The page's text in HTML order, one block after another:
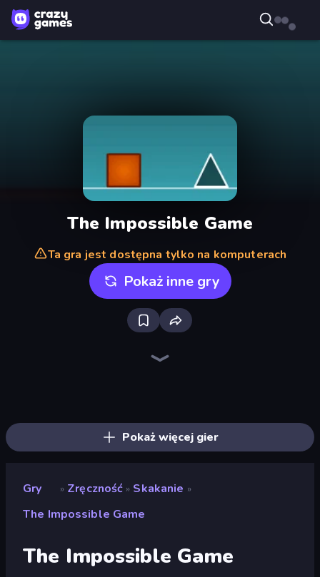
The Impossible Game
Ta gra jest dostępna tylko na komputerach
Pokaż inne gry
Pokaż więcej gier
Gry » Zręczność » Skakanie »
The Impossible Game
The Impossible Game